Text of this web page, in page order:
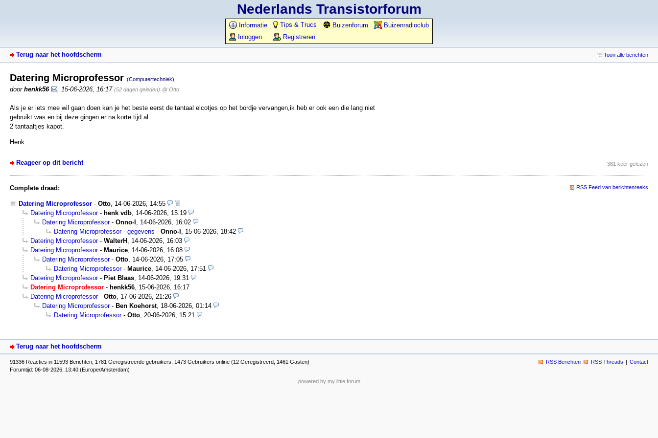
Nederlands Transistorforum
Informatie Tips & Trucs Buizenforum
Buizenradioclub
Inloggen
Registreren
Terug naar het hoofdscherm Toon alle berichten
Datering Microprofessor (Computertechniek)
door henkk56 15-06-2026, 16:17 (52 dagen geleden) @ Otto
Als je er iets mee wil gaan doen kan je het beste eerst de tantaal elcotjes op het bordje vervangen,ik heb er ook een die lang niet
gebruikt was en bij deze gingen er na korte tijd al
2 tantaaltjes kapot.
Henk
Reageer op dit bericht 381 keer gelezen
Complete draad: RSS Feed van berichtenreeks
Datering Microprofessor - Otto, 14-06-2026, 14:55
Datering Microprofessor- henk vdb, 14-06-2026, 15:19
Datering Microprofessor- Onno-I , 14-06-2026, 16:02
Datering Microprofessor - gegevens - Onno-I , 15-06-2026, 18:42
Datering Microprofessor- WalterH , 14-06-2026, 16:03
Datering Microprofessor- Maurice, 14-06-2026, 16:08
Datering Microprofessor- Otto, 14-06-2026, 17:05
Datering Microprofessor- Maurice, 14-06-2026, 17:51
Datering Microprofessor- Piet Blaas, 14-06-2026, 19:31
Datering Microprofessor - henkk56, 15-06-2026, 16:17
Datering Microprofessor- Otto, 17-06-2026, 21:26
Datering Microprofessor- Ben Koehorst, 18-06-2026, 01:14
Datering Microprofessor- Otto, 20-06-2026, 15:21
Terug naar het hoofdscherm
91336 Reacties in 11593 Berichten, 1781 Geregistreerde gebruikers, 1473 Gebruikers online (12 Geregistreerd, 1461 Gasten)
Forumtijd: 06-08-2026, 13:40 (Europe/Amsterdam)
RSS Berichten RSS Threads Contact
powered by my little forum